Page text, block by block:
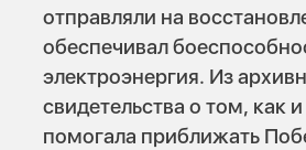
отправляли на
обеспечивал
электроэнергия. Из
свидетельства о том, как
помогала приближать